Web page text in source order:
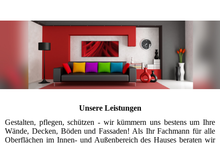
Unsere Leistungen
Gestalten, pflegen, schützen - wir kümmern uns bestens um Ihre
Wände, Decken, Böden und Fassaden! Als Ihr Fachmann für alle
Oberflächen im Innen- und Außenbereich des Hauses beraten wir